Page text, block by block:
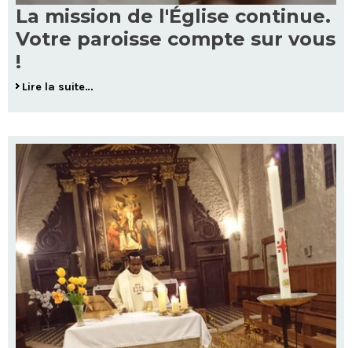
La mission de l'Église continue.
Votre paroisse compte sur vous
!
Lire la suite…